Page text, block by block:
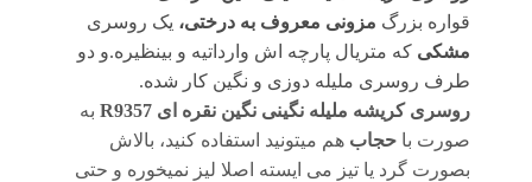
قواره بزرگ مزونی معروف به درختی، یک روسری
مشکی که متریال پارچه اش وارداتیه و بینظیره.و دو
طرف روسری ملیله دوزی و نگین کار شده.
روسری کریشه ملیله نگینی نگین نقره ای R9357
به
صورت با حجاب هم میتونید استفاده کنید، بالاش
بصورت گرد یا تیز می ایسته اصلا لیز نمیخوره و حتی